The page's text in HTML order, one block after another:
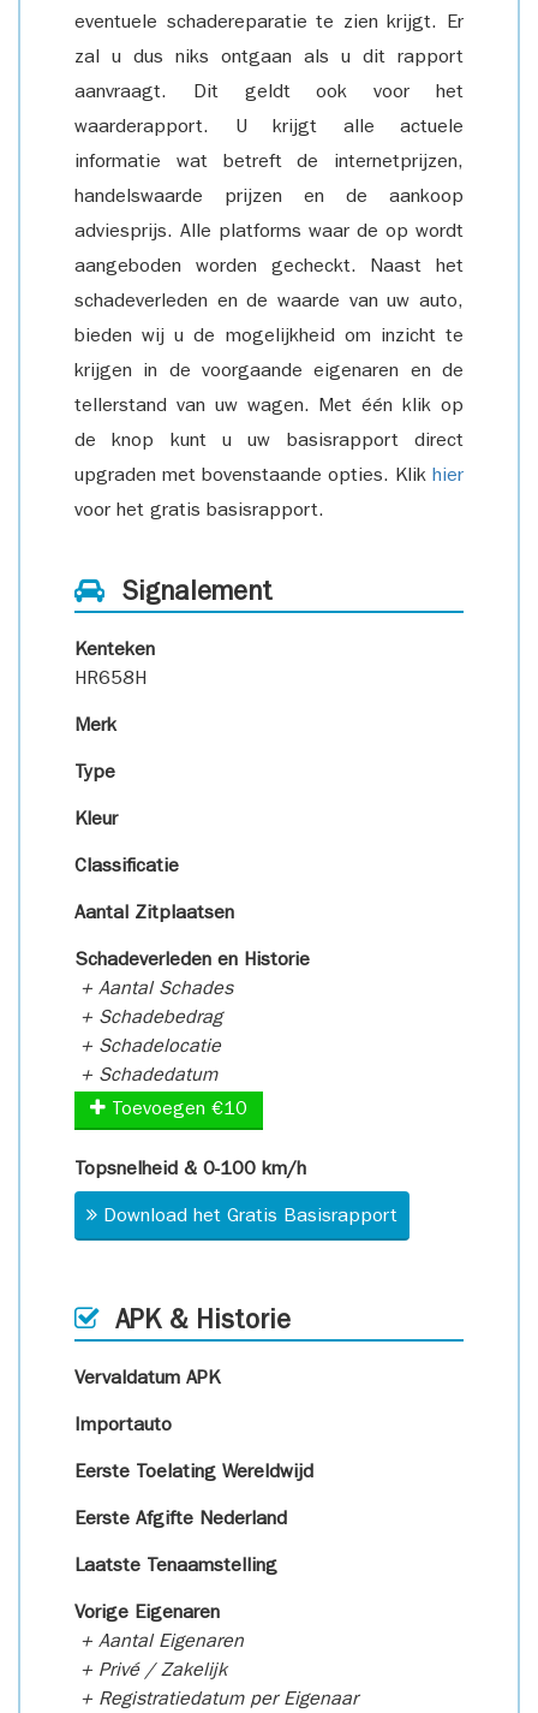
eventuele schadereparatie te zien krijgt. Er
zal u dus niks ontgaan als u dit rapport
aanvraagt. Dit geldt ook voor het
waarderapport. U krijgt alle actuele
informatie wat betreft de internetprijzen,
handelswaarde prijzen en de aankoop
adviesprijs. Alle platforms waar de op wordt
aangeboden worden gecheckt. Naast het
schadeverleden en de waarde van uw auto,
bieden wij u de mogelijkheid om inzicht te
krijgen in de voorgaande eigenaren en de
tellerstand van uw wagen. Met één klik op
de knop kunt u uw basisrapport direct
upgraden met bovenstaande opties. Klik hier
voor het gratis basisrapport.
Signalement
Kenteken
HR658H
Merk
Type
Kleur
Classificatie
Aantal Zitplaatsen
Schadeverleden en Historie
+ Aantal Schades
+ Schadebedrag
+ Schadelocatie
+ Schadedatum
Toevoegen €10
Topsnelheid & 0-100 km/h
Download het Gratis Basisrapport
APK & Historie
Vervaldatum APK
Importauto
Eerste Toelating Wereldwijd
Eerste Afgifte Nederland
Laatste Tenaamstelling
Vorige Eigenaren
+ Aantal Eigenaren
+ Privé / Zakelijk
+ Registratiedatum per Eigenaar